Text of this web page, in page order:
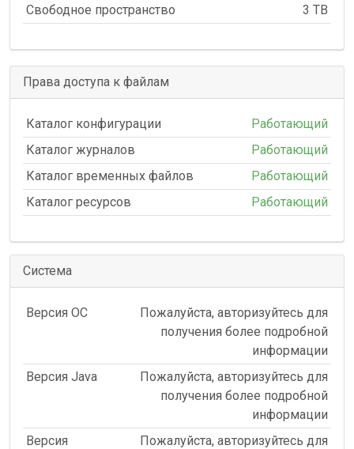
Свободное пространство
3 TB
Права доступа к файлам
Каталог конфигурации
Работающий
Каталог журналов
Работающий
Каталог временных файлов
Работающий
Каталог ресурсов
Работающий
Система
Версия ОС
Пожалуйста, авторизуйтесь для
получения более подробной
информации
Версия Java
Пожалуйста, авторизуйтесь для
получения более подробной
информации
Версия
Пожалуйста, авторизуйтесь для